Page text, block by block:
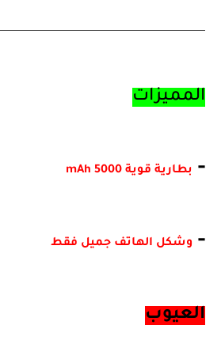
المميزات
- بطارية قوية 5000 mAh
- وشكل الهاتف جميل فقط
العيوب